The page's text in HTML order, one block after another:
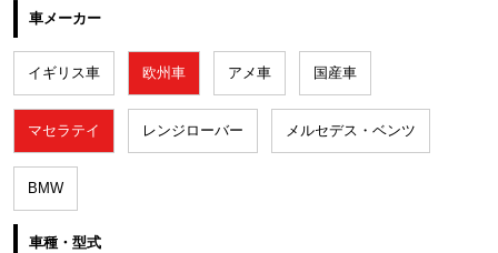
車メーカー
イギリス車 欧州車 アメ車 国産車
マセラテイ レンジローバー メルセデス・ベンツ
BMW
車種・型式